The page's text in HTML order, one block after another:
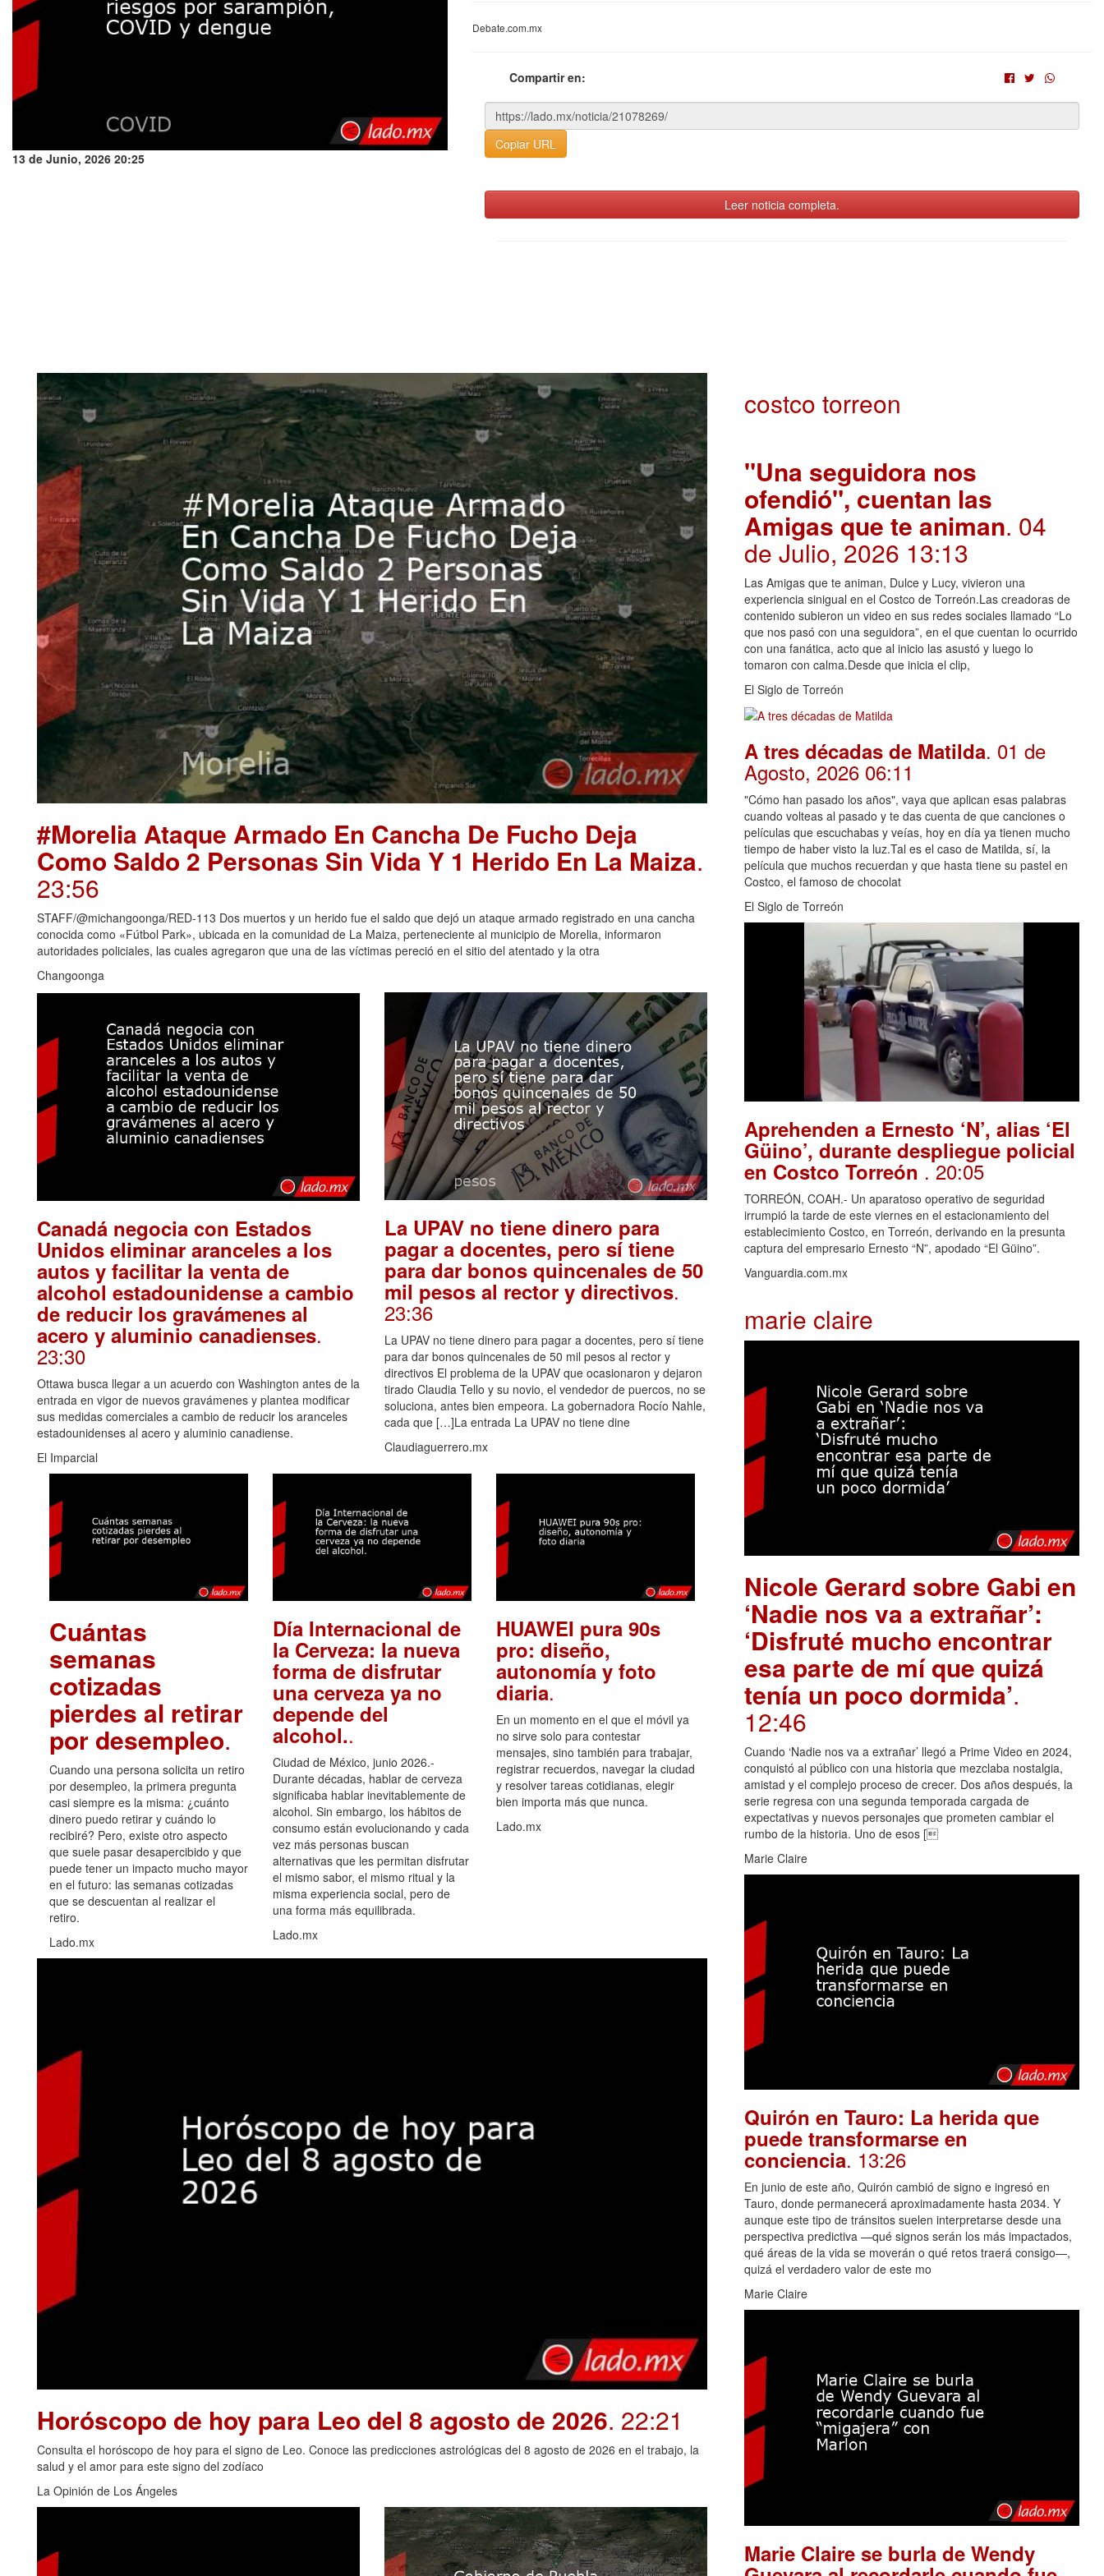
13 de Junio, 2026 20:25
Debate.com.mx
Compartir en:
Copiar URL
Leer noticia completa.
#Morelia Ataque Armado En Cancha De Fucho Deja
Como Saldo 2 Personas Sin Vida Y 1 Herido En La Maiza.
23:56
STAFF/@michangoonga/RED-113 Dos muertos y un herido fue el saldo que dejó un ataque armado registrado en una cancha
conocida como «Fútbol Park», ubicada en la comunidad de La Maiza, perteneciente al municipio de Morelia, informaron
autoridades policiales, las cuales agregaron que una de las víctimas pereció en el sitio del atentado y la otra
Changoonga
Canadá negocia con Estados
Unidos eliminar aranceles a los
autos y facilitar la venta de
alcohol estadounidense a cambio
de reducir los gravámenes al
acero y aluminio canadienses.
23:30
Ottawa busca llegar a un acuerdo con Washington antes de la
entrada en vigor de nuevos gravámenes y plantea modificar
sus medidas comerciales a cambio de reducir los aranceles
estadounidenses al acero y aluminio canadiense.
El Imparcial
La UPAV no tiene dinero para
pagar a docentes, pero sí tiene
para dar bonos quincenales de 50
mil pesos al rector y directivos.
23:36
La UPAV no tiene dinero para pagar a docentes, pero sí tiene
para dar bonos quincenales de 50 mil pesos al rector y
directivos El problema de la UPAV que ocasionaron y dejaron
tirado Claudia Tello y su novio, el vendedor de puercos, no se
soluciona, antes bien empeora. La gobernadora Rocío Nahle,
cada que […]La entrada La UPAV no tiene dine
Claudiaguerrero.mx
Cuántas
semanas
cotizadas
pierdes al retirar
por desempleo.
Cuando una persona solicita un retiro
por desempleo, la primera pregunta
casi siempre es la misma: ¿cuánto
dinero puedo retirar y cuándo lo
recibiré? Pero, existe otro aspecto
que suele pasar desapercibido y que
puede tener un impacto mucho mayor
en el futuro: las semanas cotizadas
que se descuentan al realizar el
retiro.
Lado.mx
Día Internacional de
la Cerveza: la nueva
forma de disfrutar
una cerveza ya no
depende del
alcohol..
Ciudad de México, junio 2026.-
Durante décadas, hablar de cerveza
significaba hablar inevitablemente de
alcohol. Sin embargo, los hábitos de
consumo están evolucionando y cada
vez más personas buscan
alternativas que les permitan disfrutar
el mismo sabor, el mismo ritual y la
misma experiencia social, pero de
una forma más equilibrada.
Lado.mx
HUAWEI pura 90s
pro: diseño,
autonomía y foto
diaria.
En un momento en el que el móvil ya
no sirve solo para contestar
mensajes, sino también para trabajar,
registrar recuerdos, navegar la ciudad
y resolver tareas cotidianas, elegir
bien importa más que nunca.
Lado.mx
Horóscopo de hoy para Leo del 8 agosto de 2026. 22:21
Consulta el horóscopo de hoy para el signo de Leo. Conoce las predicciones astrológicas del 8 agosto de 2026 en el trabajo, la
salud y el amor para este signo del zodíaco
La Opinión de Los Ángeles
costco torreon
"Una seguidora nos
ofendió", cuentan las
Amigas que te animan. 04
de Julio, 2026 13:13
Las Amigas que te animan, Dulce y Lucy, vivieron una
experiencia sinigual en el Costco de Torreón.Las creadoras de
contenido subieron un video en sus redes sociales llamado “Lo
que nos pasó con una seguidora”, en el que cuentan lo ocurrido
con una fanática, acto que al inicio las asustó y luego lo
tomaron con calma.Desde que inicia el clip,
El Siglo de Torreón
A tres décadas de Matilda. 01 de
Agosto, 2026 06:11
"Cómo han pasado los años", vaya que aplican esas palabras
cuando volteas al pasado y te das cuenta de que canciones o
películas que escuchabas y veías, hoy en día ya tienen mucho
tiempo de haber visto la luz.Tal es el caso de Matilda, sí, la
película que muchos recuerdan y que hasta tiene su pastel en
Costco, el famoso de chocolat
El Siglo de Torreón
Aprehenden a Ernesto ‘N’, alias ‘El
Güino’, durante despliegue policial
en Costco Torreón . 20:05
TORREÓN, COAH.- Un aparatoso operativo de seguridad
irrumpió la tarde de este viernes en el estacionamiento del
establecimiento Costco, en Torreón, derivando en la presunta
captura del empresario Ernesto “N”, apodado “El Güino”.
Vanguardia.com.mx
marie claire
Nicole Gerard sobre Gabi en
‘Nadie nos va a extrañar’:
‘Disfruté mucho encontrar
esa parte de mí que quizá
tenía un poco dormida’.
12:46
Cuando ‘Nadie nos va a extrañar’ llegó a Prime Video en 2024,
conquistó al público con una historia que mezclaba nostalgia,
amistad y el complejo proceso de crecer. Dos años después, la
serie regresa con una segunda temporada cargada de
expectativas y nuevos personajes que prometen cambiar el
rumbo de la historia. Uno de esos [
Marie Claire
Quirón en Tauro: La herida que
puede transformarse en
conciencia. 13:26
En junio de este año, Quirón cambió de signo e ingresó en
Tauro, donde permanecerá aproximadamente hasta 2034. Y
aunque este tipo de tránsitos suelen interpretarse desde una
perspectiva predictiva —qué signos serán los más impactados,
qué áreas de la vida se moverán o qué retos traerá consigo—,
quizá el verdadero valor de este mo
Marie Claire
Marie Claire se burla de Wendy